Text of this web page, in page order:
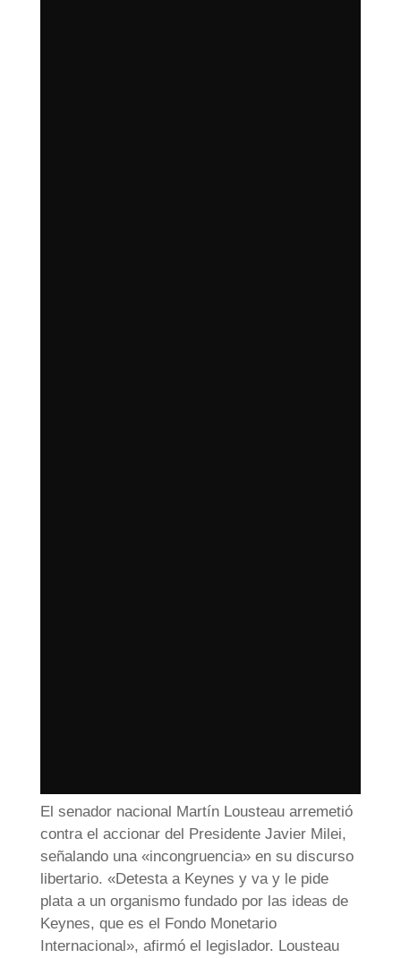
El senador nacional Martín Lousteau arremetió
contra el accionar del Presidente Javier Milei,
señalando una «incongruencia» en su discurso
libertario. «Detesta a Keynes y va y le pide
plata a un organismo fundado por las ideas de
Keynes, que es el Fondo Monetario
Internacional», afirmó el legislador. Lousteau